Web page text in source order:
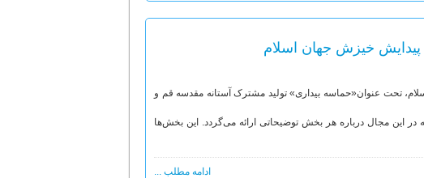
پیدایش خیزش جهان اسلام
تحت عنوان«حماسه بیداری» تولید مشترک آستانه مقدسه قم و
این مجال درباره هر بخش توضیحاتی ارائه می‌گردد. این بخش‌ها
ادامه مطلب ...